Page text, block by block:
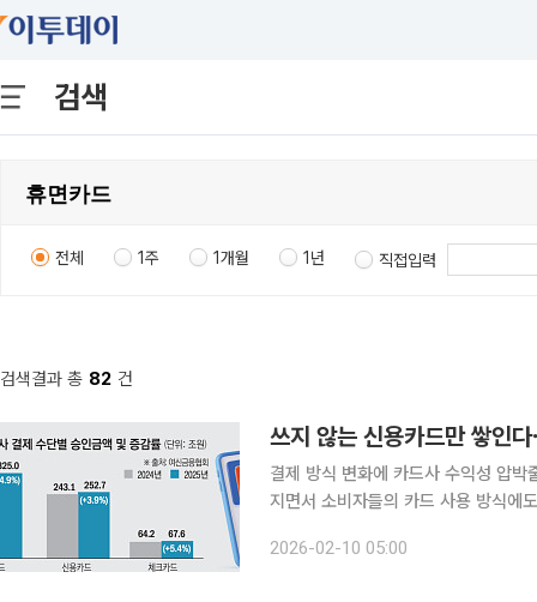
검색
전체 1주 1개월 1년 직접입력
검색결과 총 82 건
쓰지 않는 신용카드만 쌓인
결제 방식 변화에 카드사 수익성 압박줄지 않는
지면서 소비자들의 카드 사용 방식에
이다. 10일 카드업계에 따르면 지
2026-02-10 05:00